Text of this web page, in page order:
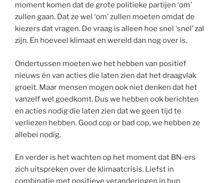
moment komen dat de grote politieke partijen ‘om’
zullen gaan. Dat ze wel ‘om’ zullen moeten omdat de
kiezers dat vragen. De vraag is alleen hoe snel ‘snel’ zal
zijn. En hoeveel klimaat en wereld dan nog over is.
Ondertussen moeten we het hebben van positief
nieuws én van acties die laten zien dat het draagvlak
groeit. Maar mensen mogen ook niet denken dat het
vanzelf wel goedkomt. Dus we hebben ook berichten
en acties nodig die laten zien dat we geen tijd te
verliezen hebben. Good cop or bad cop, we hebben ze
allebei nodig.
En verder is het wachten op het moment dat BN-ers
zich uitspreken over de klimaatcrisis. Liefst in
combinatie met positieve veranderingen in hun